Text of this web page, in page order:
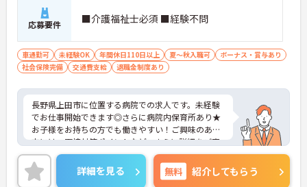
応募要件 ■介護福祉士必須 ■経験不問
車通勤可 未経験OK 年間休日110日以上 夏～秋入職可
ボーナス・賞与あり
社会保険完備
交通費支給 退職金制度あり
長野県上田市に位置する病院での求人です。未経験
でお仕事開始できます◎さらに病院内保育所あり★
お子様をお持ちの方でも働きやすい！ご興味のある
方には、面接対策ポイントなど、さらに詳細をご案
内しますのでお気軽にご相談ください！
詳細を見る 無料 紹介してもらう